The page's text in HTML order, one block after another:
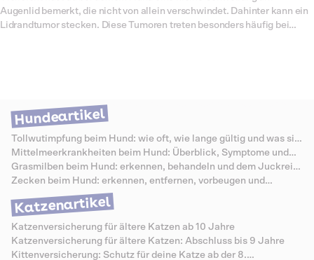
Augenlid bemerkt, die nicht von allein verschwindet. Dahinter kann ein
Lidrandtumor stecken. Diese Tumoren treten besonders häufig bei
keine Schäden am Auge entstehen, sollte der Eingriff immer von einer
spezialisierten Tierärztin oder einem spezialisierten Tierarzt
durchgeführt werden. Welche Kosten für die Entfernung anfallen, wie
der Ablauf aussieht und welche Leistungen Dalma übernimmt, erfährst
du hier.
Hundeartikel
Tollwutimpfung beim Hund: wie oft, wie lange gültig und was sie
kostet
Mittelmeerkrankheiten beim Hund: Überblick, Symptome und
Schutz
Grasmilben beim Hund: erkennen, behandeln und dem Juckreiz
vorbeugen
Zecken beim Hund: erkennen, entfernen, vorbeugen und
Krankheiten vermeiden
Katzenartikel
Katzenversicherung für ältere Katzen ab 10 Jahre
Katzenversicherung für ältere Katzen: Abschluss bis 9 Jahre
Kittenversicherung: Schutz für deine Katze ab der 8.